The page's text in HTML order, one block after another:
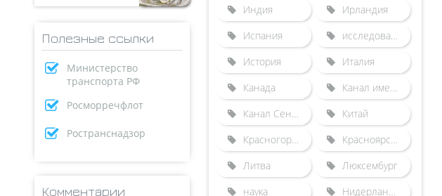
Полезные ссылки
Министерство
транспорта РФ
Росморречфлот
Ространснадзор
Комментарии
Индия
Ирландия
Испания
исследования
История
Италия
Канада
Канал имени Москвы
Канал Сена-Северная Европа
Китай
Красногорский гидроузел
Красноярский судоподъемник
Литва
Люксембург
наука
Нидерланды